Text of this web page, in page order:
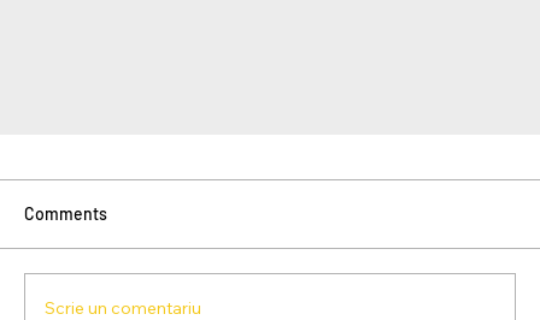
Comments
Scrie un comentariu